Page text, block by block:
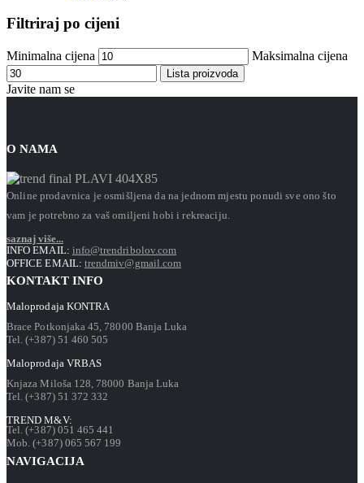
Filtriraj po cijeni
Minimalna cijena Maksimalna cijena
Lista proizvoda
Javite nam se
O NAMA
Online prodavnica je osmišljena da na jednom mjestu ponudi sve ono što
vam je potrebno za vaš omiljeni hobi i rekreaciju.
saznaj više...
INFO EMAIL: info@trendribolov.com
OFFICE EMAIL: trendmiv@gmail.com
KONTAKT INFO
Maloprodaja KONTRA
Brace Potkonjaka 45, 78000 Banja Luka
Tel. (+387) 51 460 505
Maloprodaja VRBAS
Knjaza Miloša 128, 78000 Banja Luka
Tel. (+387) 51 372 332
TREND M&V:
Tel. (+387) 051 465 441
Mob. (+387) 065 567 199
NAVIGACIJA